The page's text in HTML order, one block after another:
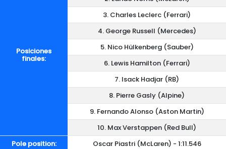
Posiciones
finales:
3. Charles Leclerc (Ferrari)
4. George Russell (Mercedes)
5. Nico Hülkenberg (Sauber)
6. Lewis Hamilton (Ferrari)
7. Isack Hadjar (RB)
8. Pierre Gasly (Alpine)
9. Fernando Alonso (Aston Martin)
10. Max Verstappen (Red Bull)
Pole position:
Oscar Piastri (McLaren) - 1:11.546